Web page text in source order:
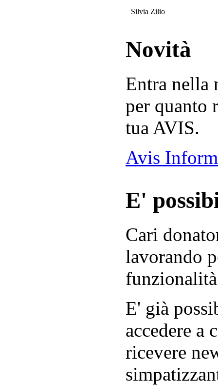
Silvia Zilio
Novità
Entra nella
per quanto
tua AVIS.
Avis
E'
Cari
lavorando
E' già
accedere a
ricevere